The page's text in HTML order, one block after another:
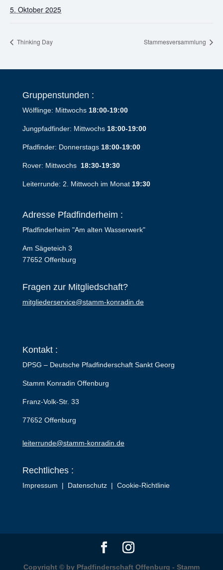
5. Oktober 2025
Thinking Day Stammesversammlung
Gruppenstunden :
Wölflinge: Mittwochs 18:00-19:00
Jungpfadfinder: Mittwochs 18:00-19:00
Pfadfinder: Donnerstags 18:00-19:00
Rover: Mittwochs 18:30-19:30
Leiterrunde: 2. Mittwoch im Monat 19:30
Adresse Pfadfinderheim :
Pfadfinderheim "Am alten Wasserwerk"
Am Sägeteich 3
77652 Offenburg
Fragen zur Mitgliedschaft?
mitgliederservice@stamm-konradin.de
Kontakt :
DPSG – Deutsche Pfadfinderschaft Sankt Georg
Stamm Konradin Offenburg
Franz-Volk-Str. 33
77652 Offenburg
leiterrunde@stamm-konradin.de
Rechtliches :
Impressum | Datenschutz| Cookie-Richtlinie
Copyright © by Pfadfinderschaft Offenburg - Stamm